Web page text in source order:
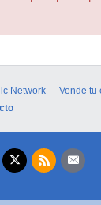
Network Vende tu